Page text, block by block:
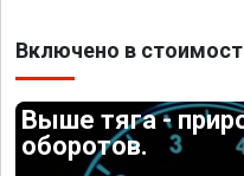
Включено в
Выше тяга -
оборотов.